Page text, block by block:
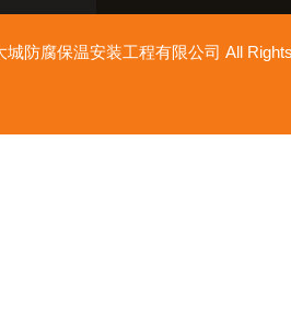
城防腐保温安装工程有限公司 All